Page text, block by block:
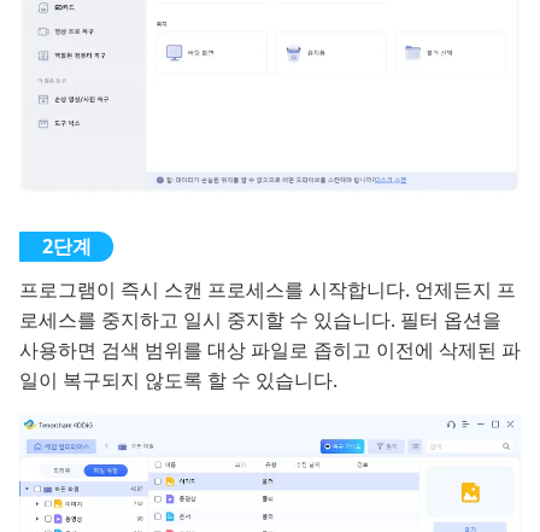
프로그램이 즉시 스캔 프로세스를 시작합니다. 언제든지 프
로세스를 중지하고 일시 중지할 수 있습니다. 필터 옵션을
사용하면 검색 범위를 대상 파일로 좁히고 이전에 삭제된 파
일이 복구되지 않도록 할 수 있습니다.